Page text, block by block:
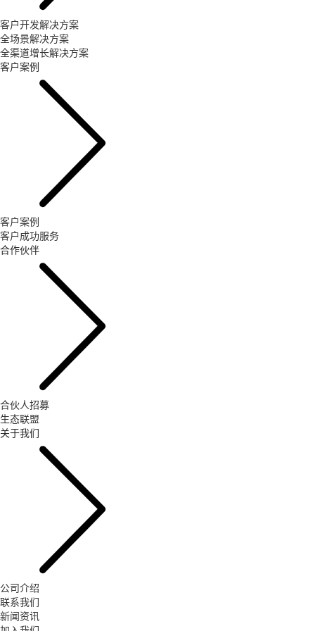
客户开发解决方案
全场景解决方案
全渠道增长解决方案
客户案例
客户案例
客户成功服务
合作伙伴
合伙人招募
生态联盟
关于我们
公司介绍
联系我们
新闻资讯